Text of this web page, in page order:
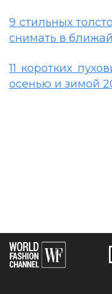
9 стильных
снимать в
11 коротких
осенью и зимой